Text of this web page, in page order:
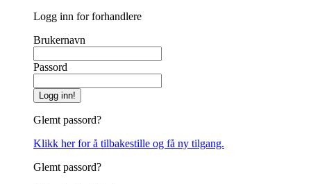
Logg inn for forhandlere
Brukernavn
Passord
Logg inn!
Glemt passord?
Klikk her for å tilbakestille og få ny tilgang.
Glemt passord?